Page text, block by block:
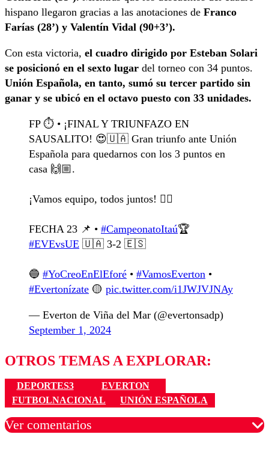
hispano llegaron gracias a las anotaciones de Franco
Farías (28’) y Valentín Vidal (90+3’).
Con esta victoria, el cuadro dirigido por Esteban Solari
se posicionó en el sexto lugar del torneo con 34 puntos.
Unión Española, en tanto, sumó su tercer partido sin
ganar y se ubicó en el octavo puesto con 33 unidades.
FP ⏱️ • ¡FINAL Y TRIUNFAZO EN
SAUSALITO! 😍🇺🇦 Gran triunfo ante Unión
Española para quedarnos con los 3 puntos en
casa 🙌🏼.
¡Vamos equipo, todos juntos! ❤️‍🔥
FECHA 23 📌 • #CampeonatoItaú🏆
#EVEvsUE 🇺🇦 3-2 🇪🇸
🔵 #YoCreoEnElEforé • #VamosEverton •
#Evertonízate 🟡 pic.twitter.com/i1JWJVJNAy
— Everton de Viña del Mar (@evertonsadp)
September 1, 2024
OTROS TEMAS A EXPLORAR:
DEPORTES3
EVERTON
FUTBOLNACIONAL
UNIÓN ESPAÑOLA
Ver comentarios